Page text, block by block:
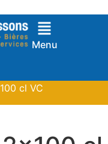
Menu
cl VC